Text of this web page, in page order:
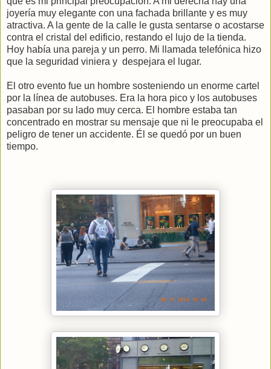
joyería muy elegante con una fachada brillante y es muy
atractiva. A la gente de la calle le gusta sentarse o acostarse
contra el cristal del edificio, restando el lujo de la tienda.
Hoy había una pareja y un perro. Mi llamada telefónica hizo
que la seguridad viniera y despejara el lugar.
El otro evento fue un hombre sosteniendo un enorme cartel
por la línea de autobuses. Era la hora pico y los autobuses
pasaban por su lado muy cerca. El hombre estaba tan
concentrado en mostrar su mensaje que ni le preocupaba el
peligro de tener un accidente. Él se quedó por un buen
tiempo.